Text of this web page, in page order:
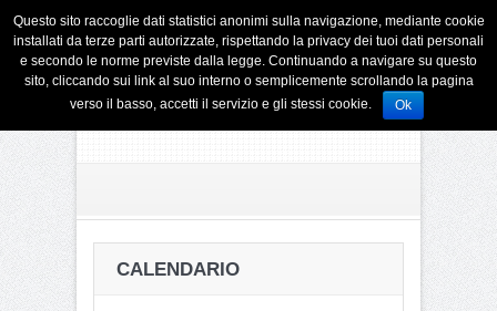
CALENDARIO
Questo sito raccoglie dati statistici anonimi sulla navigazione, mediante cookie
installati da terze parti autorizzate, rispettando la privacy dei tuoi dati personali
e secondo le norme previste dalla legge. Continuando a navigare su questo
sito, cliccando sui link al suo interno o semplicemente scrollando la pagina
verso il basso, accetti il servizio e gli stessi cookie.
Ok